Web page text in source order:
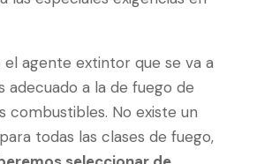
agente extintor que se va a
adecuado a la de fuego de
combustibles. No existe un
todas las clases de fuego,